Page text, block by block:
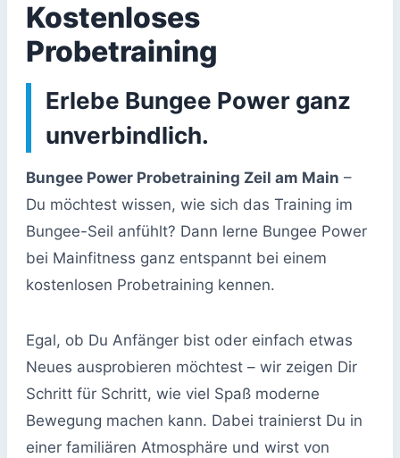
Kostenloses
Probetraining
Erlebe Bungee Power ganz
unverbindlich.
Bungee Power Probetraining Zeil am Main –
Du möchtest wissen, wie sich das Training im
Bungee-Seil anfühlt? Dann lerne Bungee Power
bei Mainfitness ganz entspannt bei einem
kostenlosen Probetraining kennen.
Egal, ob Du Anfänger bist oder einfach etwas
Neues ausprobieren möchtest – wir zeigen Dir
Schritt für Schritt, wie viel Spaß moderne
Bewegung machen kann. Dabei trainierst Du in
einer familiären Atmosphäre und wirst von